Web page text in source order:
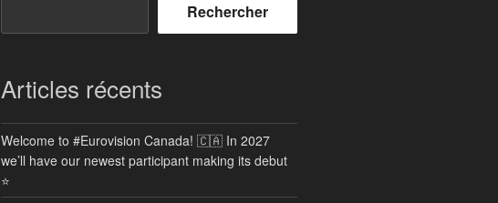
Rechercher
Articles récents
Welcome to #Eurovision Canada! 🇨🇦 In 2027
we’ll have our newest participant making its debut
⭐